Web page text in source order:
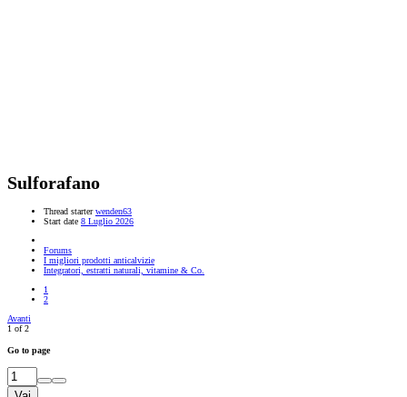
Sulforafano
Thread starter wenden63
Start date 8 Luglio 2026
Forums
I migliori prodotti anticalvizie
Integratori, estratti naturali, vitamine & Co.
1
2
Avanti
1 of 2
Go to page